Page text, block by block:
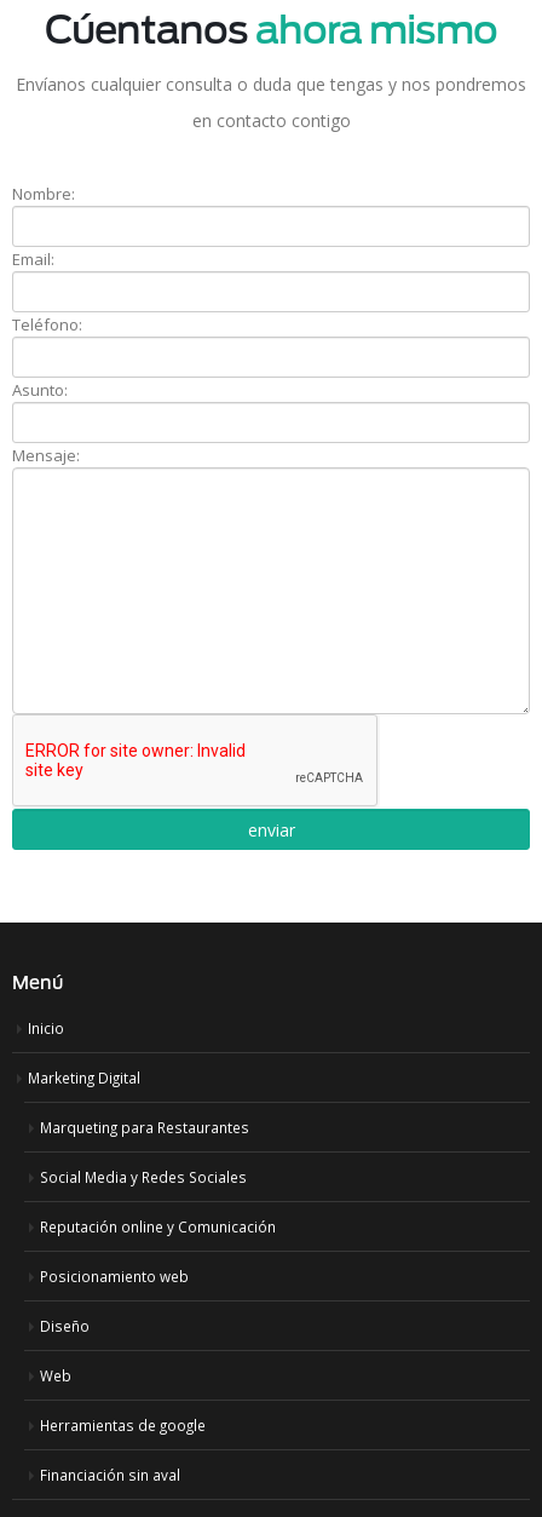
Cúentanosahora mismo
Envíanos cualquier consulta o duda que tengas y nos pondremos
en contacto contigo
Nombre:
Email:
Teléfono:
Asunto:
Mensaje:
Menú
Inicio
Marketing Digital
Marqueting para Restaurantes
Social Media y Redes Sociales
Reputación online y Comunicación
Posicionamiento web
Diseño
Web
Herramientas de google
Financiación sin aval